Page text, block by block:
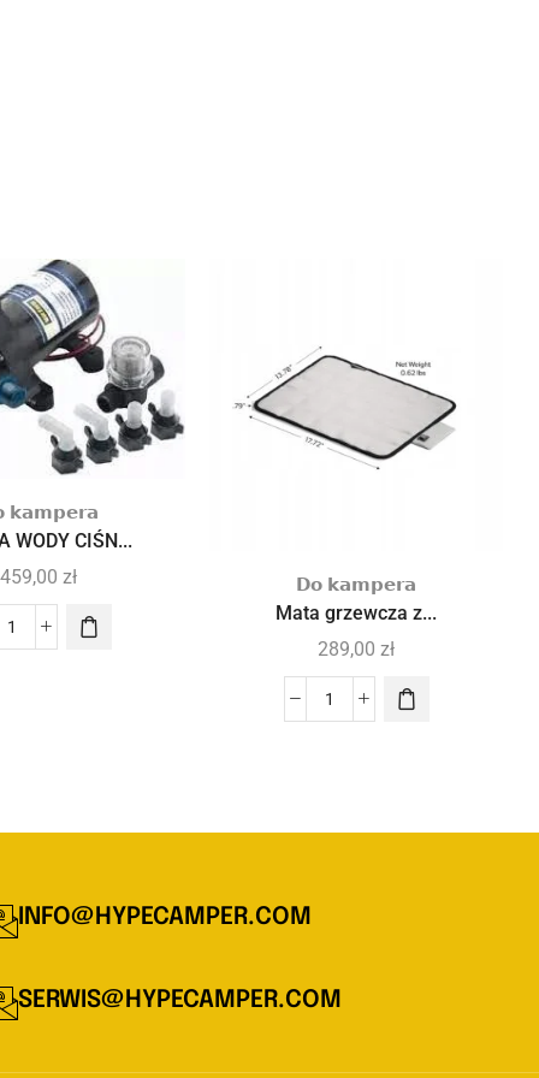
𝗸𝗮𝗺𝗽𝗲𝗿𝗮
WODY CIŚN...
459,00zł 𝗗𝗼 𝗸𝗮𝗺𝗽𝗲𝗿𝗮
Mata grzewcza z...
289,00zł
INFO@HYPECAMPER.COM
SERWIS@HYPECAMPER.COM